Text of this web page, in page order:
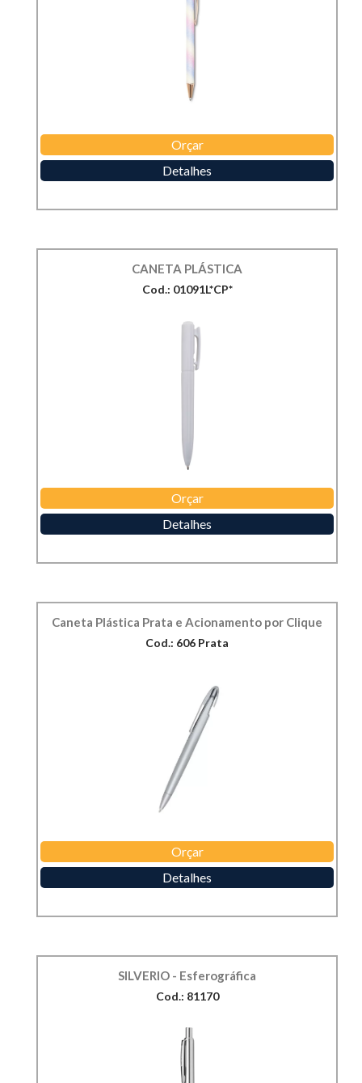
Orçar
Detalhes
CANETA PLÁSTICA
Cod.: 01091L*CP*
Orçar
Detalhes
Caneta Plástica Prata e Acionamento por Clique
Cod.: 606 Prata
Orçar
Detalhes
SILVERIO - Esferográfica
Cod.: 81170